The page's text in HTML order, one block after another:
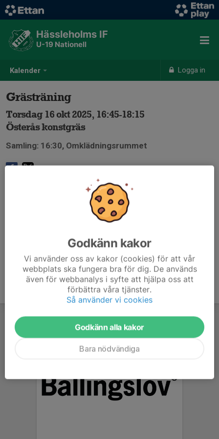
Kalender Logga in
Hässleholms IF
U-19 Nationell
Grästräning
Torsdag 16 okt 2025, 16:45-18:15
Österås konstgräs
Samling: 16:30, Omklädningsrummet
Godkänn kakor
Vi använder oss av kakor (cookies) för att vår
webbplats ska fungera bra för dig. De används
även för webbanalys i syfte att hjälpa oss att
förbättra våra tjänster.
Så använder vi cookies
Godkänn alla kakor
Bara nödvändiga